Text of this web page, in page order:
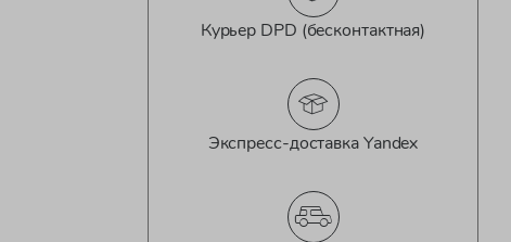
Курьер DPD (бесконтактная)
Экспресс-доставка Yandex